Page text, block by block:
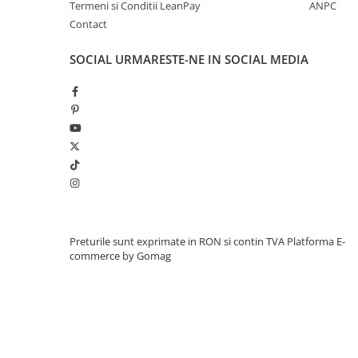
Greutate proprie
Greutate total admisa
Dimensiunile produsul montat
Termeni si Conditii LeanPay
Contact
ANPC
SOCIAL URMARESTE-NE IN SOCIAL MEDIA
Preturile sunt exprimate in RON si contin TVA Platforma E-
commerce by Gomag